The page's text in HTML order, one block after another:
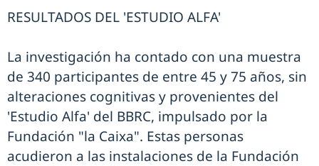
RESULTADOS DEL 'ESTUDIO ALFA'
La investigación ha contado con una muestra
de 340 participantes de entre 45 y 75 años, sin
alteraciones cognitivas y provenientes del
'Estudio Alfa' del BBRC, impulsado por la
Fundación "la Caixa". Estas personas
acudieron a las instalaciones de la Fundación